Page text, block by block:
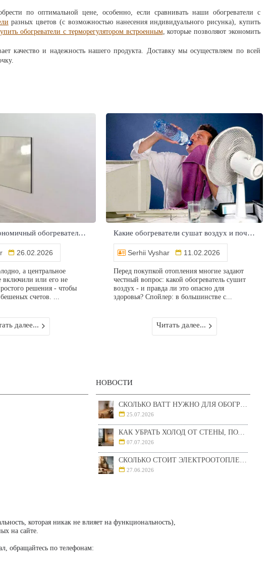
по оптимальной цене, особенно, если сравнивать наши обогреватели с
разных цветов (с возможностью нанесения индивидуального рисунка), купить
обогреватели с терморегулятором встроенным, которые позволяют экономить
качество и надежность нашего продукта. Доставку мы осуществляем по всей
Какой самый экономичный обогреватель - честный разбор без мифов
26.02.2026
а центральное
включили или его не
решения - чтобы
счетов. ...
далее...
Какие обогреватели сушат воздух и почему так кажется - простое объяснение
Serhii Vyshar 11.02.2026
Перед покупкой отопления многие задают
честный вопрос: какой обогреватель сушит
воздух - и правда ли это опасно для
здоровья? Спойлер: в большинстве с...
Читать далее...
НОВОСТИ
СКОЛЬКО ВАТТ НУЖНО ДЛЯ ОБОГРЕВА КОМНАТЫ 10, 15, 20 И 25 М²
25.07.2026
КАК УБРАТЬ ХОЛОД ОТ СТЕНЫ, ПОЛА И ОКНА: КАКОЙ ОБОГРЕВАТЕЛЬ ВЫБРАТЬ ДЛЯ КОМНАТЫ
07.07.2026
СКОЛЬКО СТОИТ ЭЛЕКТРООТОПЛЕНИЕ ДОМА И КВАРТИРЫ В УКРАИНЕ В 2026 ГОДУ
27.06.2026
которая никак не влияет на функциональность),
на сайте.
обращайтесь по телефонам: